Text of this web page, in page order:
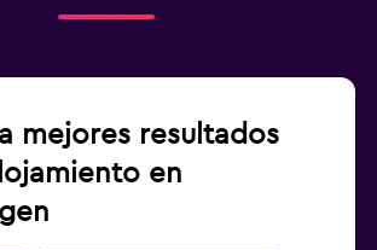
mejores resultados
en